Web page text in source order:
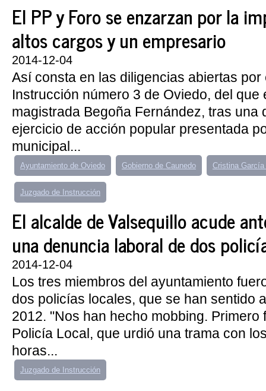
El PP y Foro se enzarzan por la
altos cargos y un empresario
2014-12-04
Así consta en las diligencias abiertas por
Instrucción número 3 de Oviedo, del que
magistrada Begoña Fernández, tras una
ejercicio de acción popular presentada
municipal...
Ayuntamiento de Oviedo Gobierno de Caunedo Cristina García
Juzgado de Instrucción
El alcalde de Valsequillo acude
una denuncia laboral de dos
2014-12-04
Los tres miembros del ayuntamiento
dos policías locales, que se han sentido
2012. "Nos han hecho mobbing. Primero
Policía Local, que urdió una trama con
horas...
Juzgado de Instrucción